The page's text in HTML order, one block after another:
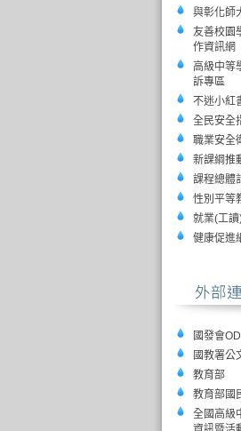
與彰化師
友善校園
作資訊網
高級中等
訴專區
不迷小紅
全民安全
職業安全
新課綱推
課程總體
性別平等
就業(工
健康促進
國發會
國教署公
教育部
教育部國
全國高級